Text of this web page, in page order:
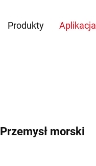
Produkty Aplikacja
Przemysł morski